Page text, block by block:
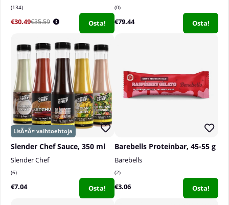
134
€30.49€35.59 Osta!
0
€79.44 Osta!
Slender Chef Sauce, 350 ml
Slender Chef
6
€7.04 Osta!
Barebells Proteinbar, 45-55 g
Barebells
2
€3.06 Osta!